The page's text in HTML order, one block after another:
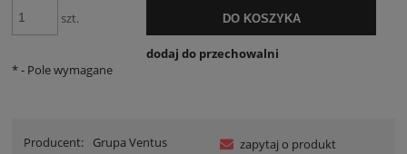
szt. DO KOSZYKA
dodaj do przechowalni
*- Pole wymagane
Producent:
Grupa Ventus
zapytaj o produkt